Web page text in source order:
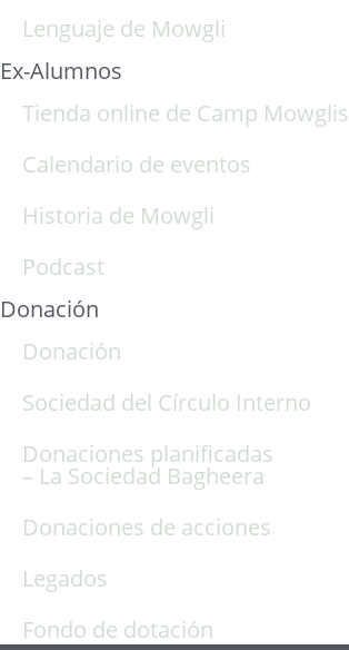
Lenguaje de Mowgli
Ex-Alumnos
Tienda online de Camp Mowglis
Calendario de eventos
Historia de Mowgli
Podcast
Donación
Donación
Sociedad del Círculo Interno
Donaciones planificadas
– La Sociedad Bagheera
Donaciones de acciones
Legados
Fondo de dotación